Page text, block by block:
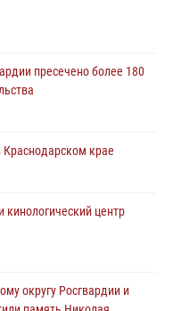
пресечено более 180
Краснодарском крае
кинологический центр
округу Росгвардии и